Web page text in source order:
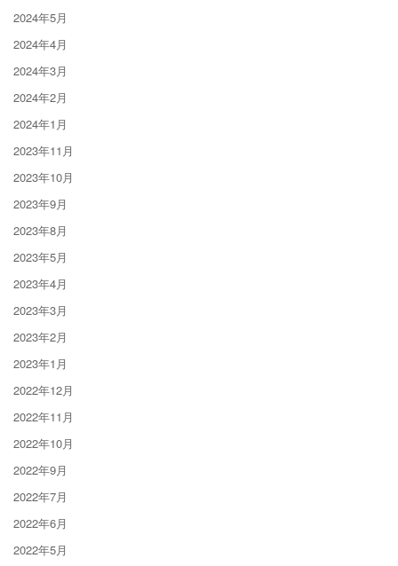
2024年5月
2024年4月
2024年3月
2024年2月
2024年1月
2023年11月
2023年10月
2023年9月
2023年8月
2023年5月
2023年4月
2023年3月
2023年2月
2023年1月
2022年12月
2022年11月
2022年10月
2022年9月
2022年7月
2022年6月
2022年5月